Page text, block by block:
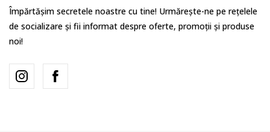
Împărtășim secretele noastre cu tine! Urmărește-ne pe rețelele
de socializare și fii informat despre oferte, promoții și produse
noi!